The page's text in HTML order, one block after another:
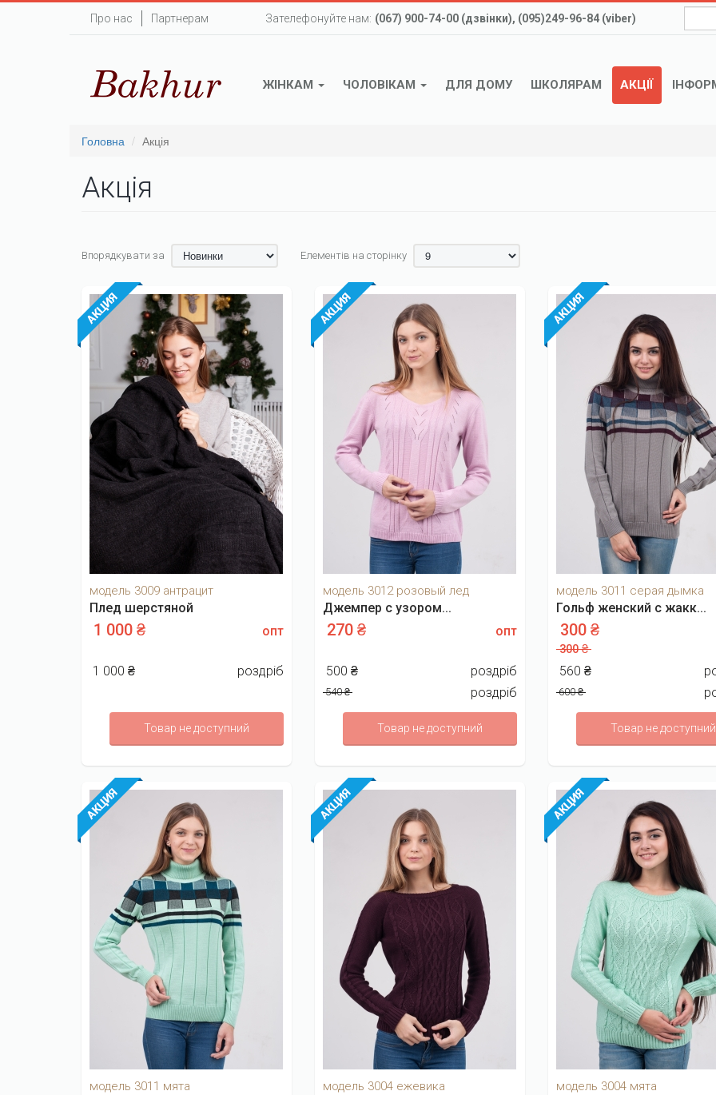
Про нас Партнерам Зателефонуйте нам: (067) 900-74-00 (дзвінки), (095)249-96-84 (viber)
ЖІНКАМ ЧОЛОВІКАМ ДЛЯ ДОМУ ШКОЛЯРАМ АКЦІЇ
Головна Акція
Акція
Впорядкувати за Елементів на сторінку
модель 3009 антрацит
Плед шерстяной
1 000 ₴ опт
1 000 ₴ роздріб
Товар не доступний
модель 3012 розовый лед
Джемпер с узором...
270 ₴ опт
500 ₴ роздріб
540 ₴ роздріб
Товар не доступний
модель 3011 серая дымка
Гольф женский с жакк...
300 ₴
300 ₴
560 ₴
600 ₴
Товар не доступний
модель 3011 мята модель 3004 ежевика модель 3004 мята